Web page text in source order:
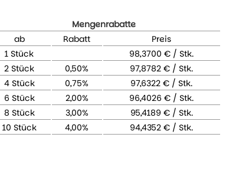
Mengenrabatte
ab
Rabatt
Preis
1 Stück
98,3700 € / Stk.
2 Stück
0,50%
97,8782 € / Stk.
4 Stück
0,75%
97,6322 € / Stk.
6 Stück
2,00%
96,4026 € / Stk.
8 Stück
3,00%
95,4189 € / Stk.
10 Stück
4,00% 94,4352 € / Stk.